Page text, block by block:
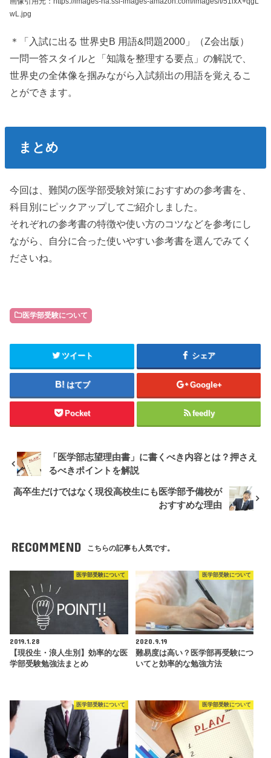
wL.jpg
＊「入試に出る 世界史B 用語&問題2000」（Z会出版）
一問一答スタイルと「知識を整理する要点」の解説で、
世界史の全体像を掴みながら入試頻出の用語を覚えるこ
とができます。
まとめ
今回は、難関の医学部受験対策におすすめの参考書を、
科目別にピックアップしてご紹介しました。
それぞれの参考書の特徴や使い方のコツなどを参考にし
ながら、自分に合った使いやすい参考書を選んでみてく
ださいね。
医学部受験について
ツイート シェア
はてブ Google+
Pocket feedly
「医学部志望理由書」に書くべき内容とは？押さえ
るべきポイントを解説
高卒生だけではなく現役高校生にも医学部予備校が
おすすめな理由
RECOMMEND こちらの記事も人気です。
医学部受験について
2019.1.28
【現役生・浪人生別】効率的な医
学部受験勉強法まとめ
医学部受験について
2020.9.19
難易度は高い？医学部再受験につ
いてと効率的な勉強方法
医学部受験について 医学部受験について